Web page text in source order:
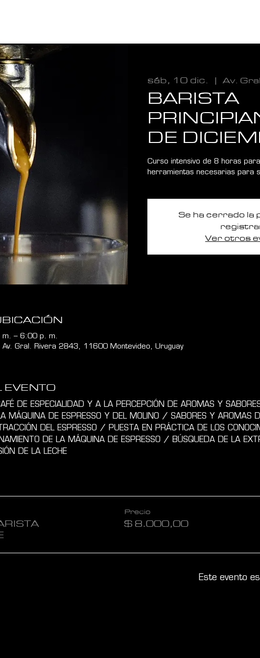
sáb, 10 dic.
  |
Av.
BARISTA
DE
Curso intensivo de 8 horas
herramientas necesarias para
Se ha cerrado la
Ver otros
– 6:00 p. m.
Gral. Rivera 2843, 11600 Montevideo, Uruguay
EVENTO
DE ESPECIALIDAD Y A LA PERCEPCIÓN DE AROMAS Y
MÁQUINA DE ESPRESSO Y DEL MOLINO / SABORES Y AROMAS
DEL ESPRESSO / PUESTA EN PRÁCTICA DE LOS
DE LA MÁQUINA DE ESPRESSO / BÚSQUEDA DE LA
DE LA LECHE
Precio
$ 8.000,00
Este evento